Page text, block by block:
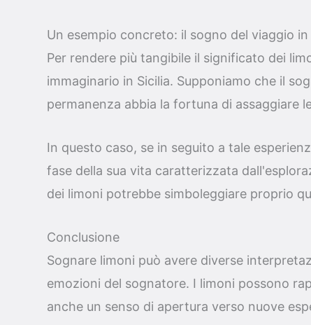
Un esempio concreto: il sogno del viaggio in
Per rendere più tangibile il significato dei
immaginario in Sicilia. Supponiamo che il
permanenza abbia la fortuna di assaggiare
In questo caso, se in seguito a tale
fase della sua vita caratterizzata
dei limoni potrebbe simboleggiare proprio
Conclusione
Sognare limoni può avere diverse
emozioni del sognatore. I limoni possono
anche un senso di apertura verso nuove